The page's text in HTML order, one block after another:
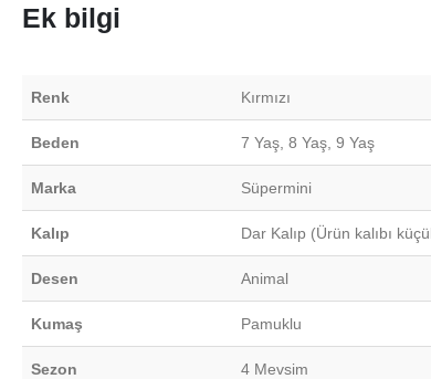
Ek bilgi
Renk Kırmızı
Beden 7 Yaş, 8 Yaş, 9 Yaş
Marka Süpermini
Kalıp Dar Kalıp (Ürün kalıbı
Desen Animal
Kumaş Pamuklu
Sezon 4 Mevsim